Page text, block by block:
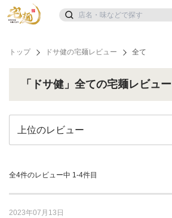
トップ ドサ健の宅麺レビュー 全て
「ドサ健」全ての宅麺レビュー
全4件のレビュー中 1-4件目
2023年07月13日